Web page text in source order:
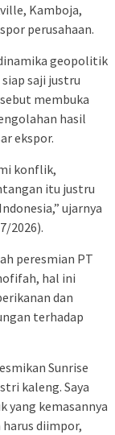
Kamboja,
perusahaan.
geopolitik
saji justru
membuka
hasil
ekspor.
konflik,
itu justru
ujarnya
2026).
peresmian PT
hal ini
dan
terhadap
Sunrise
kaleng. Saya
yang kemasannya
diimpor,